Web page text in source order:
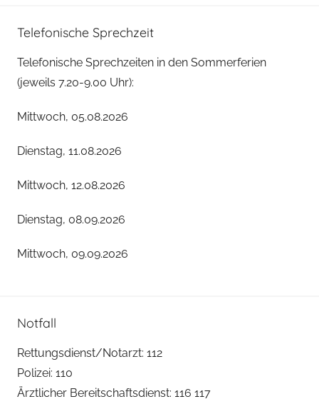
Telefonische Sprechzeit
Telefonische Sprechzeiten in den Sommerferien
(jeweils 7.20-9.00 Uhr):
Mittwoch, 05.08.2026
Dienstag, 11.08.2026
Mittwoch, 12.08.2026
Dienstag, 08.09.2026
Mittwoch, 09.09.2026
Notfall
Rettungsdienst/Notarzt: 112
Polizei: 110
Ärztlicher Bereitschaftsdienst: 116 117